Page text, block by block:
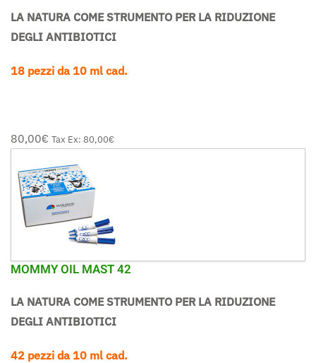
LA NATURA COME STRUMENTO PER LA RIDUZIONE
DEGLI ANTIBIOTICI
18 pezzi da 10 ml cad.
80,00‎€ Tax Ex: 80,00‎€
MOMMY OIL MAST 42
LA NATURA COME STRUMENTO PER LA RIDUZIONE
DEGLI ANTIBIOTICI
42 pezzi da 10 ml cad.